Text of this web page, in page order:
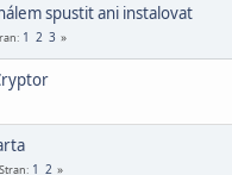
spustit ani instalovat
1 2 3
Stran 1 2